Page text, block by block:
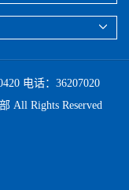
电话：36207020
All Rights Reserved